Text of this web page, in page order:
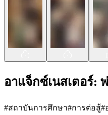
อาแจ็กซ์เนสเตอร์
#สถาบันการศึกษา#การต่อสู้#